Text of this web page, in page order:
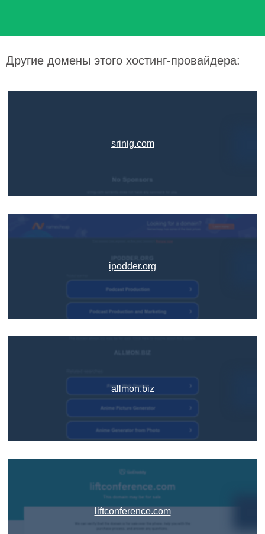
Другие домены этого хостинг-провайдера:
srinig.com
ipodder.org
allmon.biz
liftconference.com